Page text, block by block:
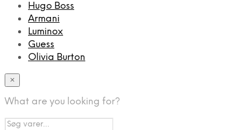
Hugo Boss
Armani
Luminox
Guess
Olivia Burton
×
What are you looking for?